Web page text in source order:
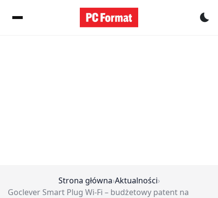
Strona główna›Aktualności›
Goclever Smart Plug Wi-Fi – budżetowy patent na